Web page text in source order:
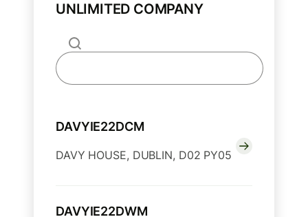
UNLIMITED COMPANY
DAVYIE22DCM
DAVY HOUSE, DUBLIN, D02 PY05
DAVYIE22DWM